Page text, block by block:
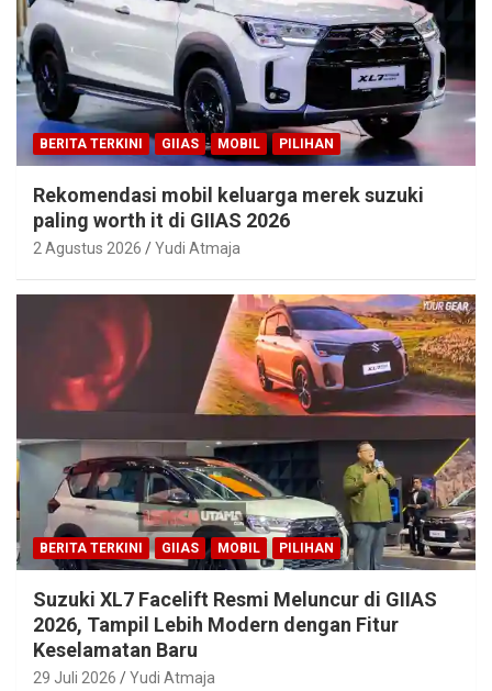
BERITA TERKINI GIIAS MOBIL PILIHAN
Rekomendasi mobil keluarga merek suzuki
paling worth it di GIIAS 2026
2 Agustus 2026 Yudi Atmaja
BERITA TERKINI GIIAS MOBIL PILIHAN
Suzuki XL7 Facelift Resmi Meluncur di GIIAS
2026, Tampil Lebih Modern dengan Fitur
Keselamatan Baru
29 Juli 2026 Yudi Atmaja